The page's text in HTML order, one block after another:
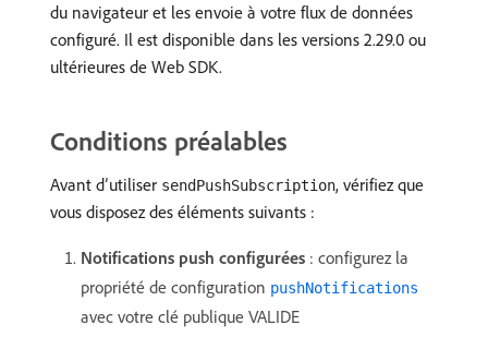
du navigateur et les envoie à votre flux de données
configuré. Il est disponible dans les versions 2.29.0 ou
ultérieures de Web SDK.
Conditions préalables
Avant d’utiliser sendPushSubscription, vérifiez que
vous disposez des éléments suivants :
Notifications push configurées : configurez la
propriété de configuration pushNotifications
avec votre clé publique VALIDE